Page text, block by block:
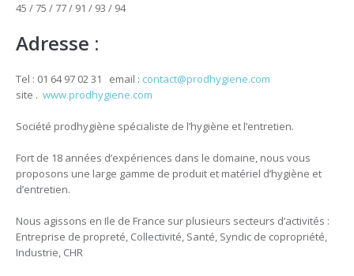
45 / 75 / 77 / 91 / 93 / 94
Adresse :
Tel : 01 64 97 02 31 email : contact@prodhygiene.com
site . www.prodhygiene.com
Société prodhygiène spécialiste de l’hygiène et l’entretien.
Fort de 18 années d’expériences dans le domaine, nous vous
proposons une large gamme de produit et matériel d’hygiène et
d’entretien.
Nous agissons en Ile de France sur plusieurs secteurs d’activités :
Entreprise de propreté, Collectivité, Santé, Syndic de copropriété,
Industrie, CHR